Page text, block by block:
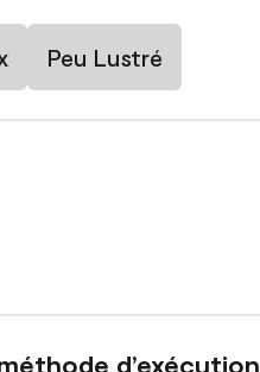
Peu Lustré
d’exécution